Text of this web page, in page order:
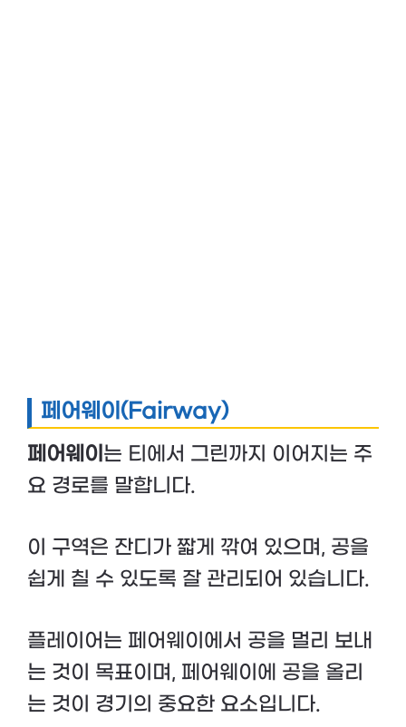
페어웨이(Fairway)
페어웨이 는 티에서 그린까지 이어지는 주
요 경로를 말합니다.
이 구역은 잔디가 짧게 깎여 있으며, 공을
쉽게 칠 수 있도록 잘 관리되어 있습니다.
플레이어는 페어웨이에서 공을 멀리 보내
는 것이 목표이며, 페어웨이에 공을 올리
는 것이 경기의 중요한 요소입니다.